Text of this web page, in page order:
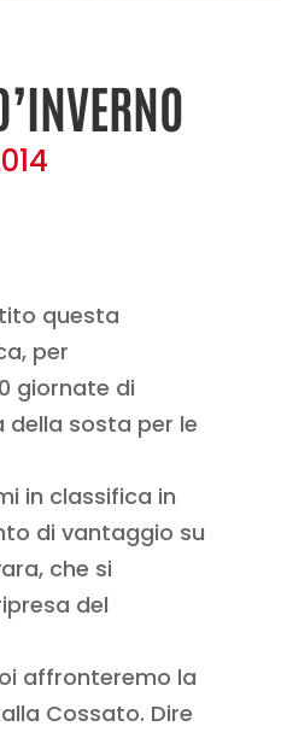
questa
per
giornate di
sosta per le
in classifica in
di vantaggio su
che si
del
affronteremo la
Cossato. Dire